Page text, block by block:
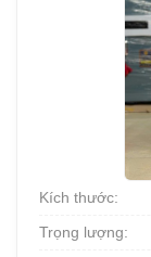
Kích thước:
Trọng lượng: